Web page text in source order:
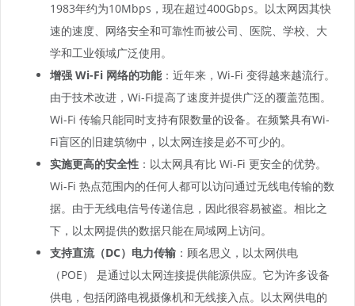
1983年约为10Mbps，现在超过400Gbps。以太网因其快
速的速度、网络安全和可靠性而被公司、医院、学校、大
学和工业领域广泛使用。
增强 Wi-Fi 网络的功能：近年来，Wi-Fi 变得越来越流行。
由于技术改进，Wi-Fi提高了速度并提供广泛的覆盖范围。
Wi-Fi 传输只能同时支持有限数量的设备。在频繁具有Wi-
Fi盲区的旧建筑物中，以太网连接是必不可少的。
实施更高的安全性 ：以太网具有比 Wi-Fi 更安全的优势。
Wi-Fi 热点范围内的任何人都可以访问通过无线电传输的数
据。由于无线电信号传递信息，因此很容易被盗。相比之
下，以太网提供的数据只能在局域网上访问。
支持直流（DC）电力传输 ：顾名思义，以太网供电
（POE） 是通过以太网连接提供能源供应。它为许多设备
供电，包括闭路电视摄像机和无线接入点。以太网供电的